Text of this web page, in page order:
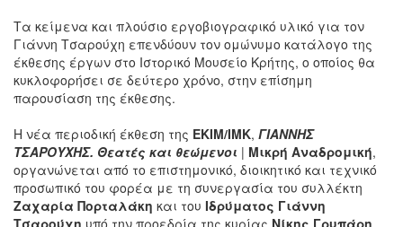
Τα κείμενα και πλούσιο εργοβιογραφικό υλικό για τον
Γιάννη Τσαρούχη επενδύουν τον ομώνυμο κατάλογο της
έκθεσης έργων στο Ιστορικό Μουσείο Κρήτης, ο οποίος θα
κυκλοφορήσει σε δεύτερο χρόνο, στην επίσημη
παρουσίαση της έκθεσης.
Η νέα περιοδική έκθεση της ΕΚΙΜ/ΙΜΚ, ΓΙΑΝΝΗΣ
ΤΣΑΡΟΥΧΗΣ. Θεατές και θεώμενοι | Μικρή Αναδρομική,
οργανώνεται από το επιστημονικό, διοικητικό και τεχνικό
προσωπικό του φορέα με τη συνεργασία του συλλέκτη
Ζαχαρία Πορταλάκη και του Ιδρύματος Γιάννη
Τσαρούχη υπό την προεδρία της κυρίας Νίκης Γρυπάρη